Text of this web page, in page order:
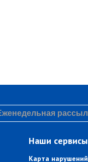
Наши сервисы
Карта нарушений